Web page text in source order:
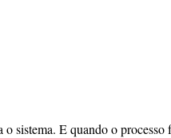
E quando o